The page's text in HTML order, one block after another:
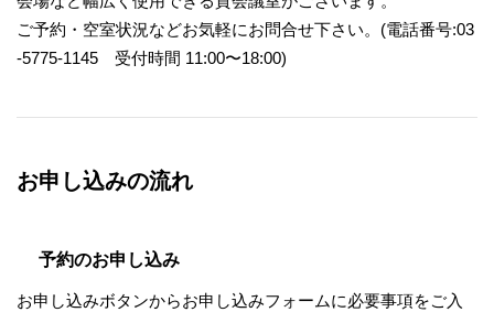
ご予約・空室状況などお気軽にお問合せ下さい。(電話番号:03
-5775-1145 受付時間 11:00〜18:00)
お申し込みの流れ
予約のお申し込み
お申し込みボタンからお申し込みフォームに必要事項をご入